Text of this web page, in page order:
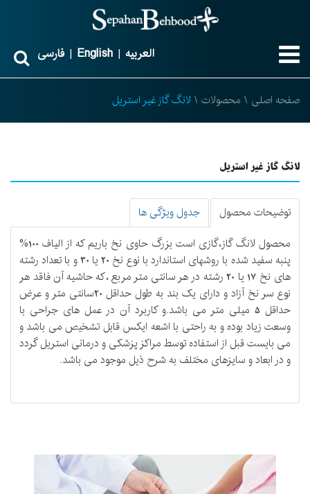
العربیه |
English
| فارسی
صفحه اصلی \ محصولات \ لانگ گاز غیر استریل
لانگ گاز غیر استریل
توضیحات محصول
جدول ویژگی ها
محصول لانگ گاز،گازی است بزرگ حاوی نخ باریم که از الیاف 100%
پنبه سفید شده با روشهای استاندارد با نوع نخ 20 یا 30 و با تعداد رشته
های نخ 17 یا 20 رشته در هر سانتی متر مربع ،که حاشیه آن فاقد هر
نوع سر نخ آزاد و دارای یک بند به طول حداقل 20سانتی متر و عرض
حداقل 5 میلی متر می باشد.و کاربرد آن در عمل های جراحی با
وسعت زیاد بوده و به راحتی با اشعه ایکس قابل تشخیص می باشد و
می بایست قبل از استفاده توسط مراکز پزشکی و درمانی استریل گردد
و در ابعاد و سایزهای مختلف به شرح ذیل موجود می باشد.